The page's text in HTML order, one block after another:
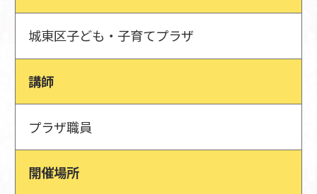
城東区子ども・子育てプラザ
講師
プラザ職員
開催場所